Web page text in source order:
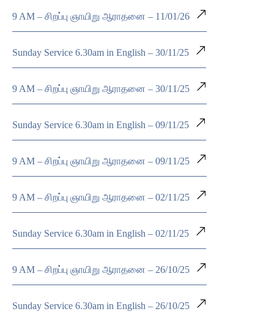
9 AM – சிறப்பு ஞாயிறு ஆராதனை – 11/01/26
Sunday Service 6.30am in English – 30/11/25
9 AM – சிறப்பு ஞாயிறு ஆராதனை – 30/11/25
Sunday Service 6.30am in English – 09/11/25
9 AM – சிறப்பு ஞாயிறு ஆராதனை – 09/11/25
9 AM – சிறப்பு ஞாயிறு ஆராதனை – 02/11/25
Sunday Service 6.30am in English – 02/11/25
9 AM – சிறப்பு ஞாயிறு ஆராதனை – 26/10/25
Sunday Service 6.30am in English – 26/10/25